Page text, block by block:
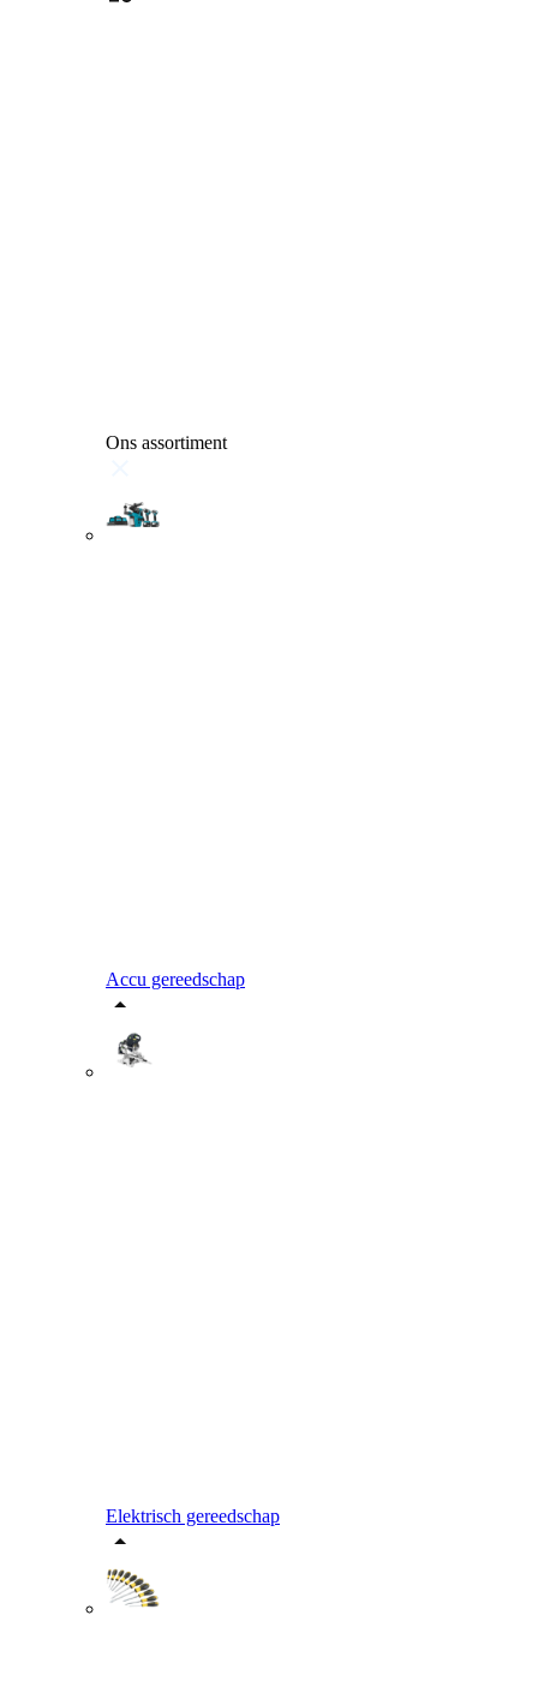
Ons assortiment
Accu gereedschap
Elektrisch gereedschap